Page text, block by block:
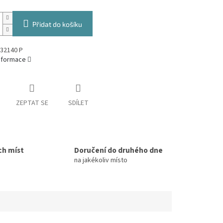
Přidat do košíku
P
ZEPTAT SE SDÍLET
míst Doručení do druhého dne
na jakékoliv místo